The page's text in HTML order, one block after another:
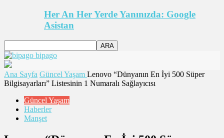
Her An Her Yerde Yanınızda: Google
Asistan
bipago
Ana Sayfa Güncel Yaşam Lenovo “Dünyanın En İyi 500 Süper
Bilgisayarları” Listesinin 1 Numaralı Sağlayıcısı
Güncel Yaşam
Haberler
Manşet